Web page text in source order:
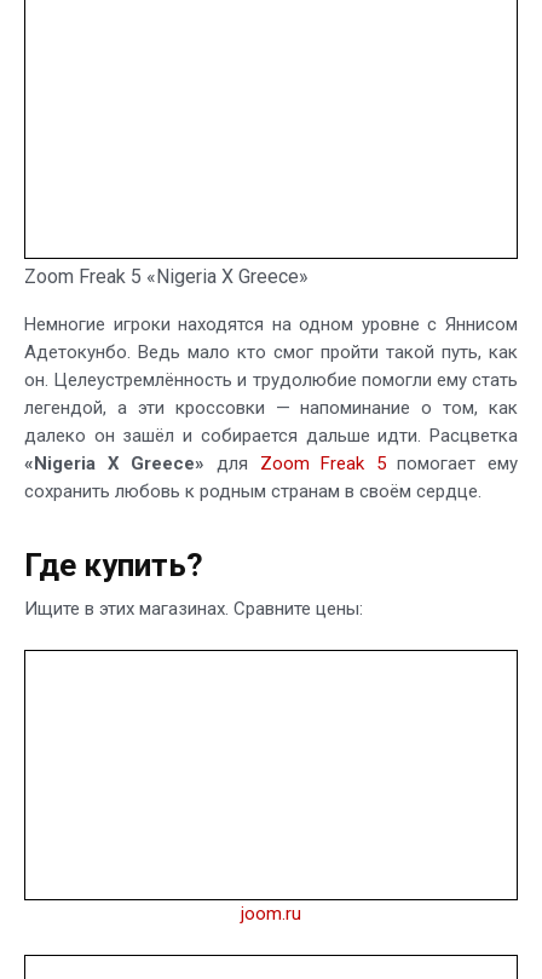
Zoom Freak 5 «Nigeria X Greece»
Немногие игроки находятся на одном уровне с Яннисом
Адетокунбо. Ведь мало кто смог пройти такой путь, как
он. Целеустремлённость и трудолюбие помогли ему стать
легендой, а эти кроссовки — напоминание о том, как
далеко он зашёл и собирается дальше идти. Расцветка
«Nigeria X Greece» для Zoom Freak 5помогает ему
сохранить любовь к родным странам в своём сердце.
Где купить?
Ищите в этих магазинах. Сравните цены:
joom.ru